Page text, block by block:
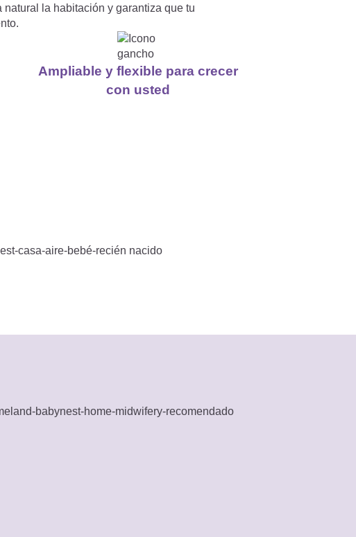
la habitación y garantiza que tu
Ampliable y flexible para crecer
con usted